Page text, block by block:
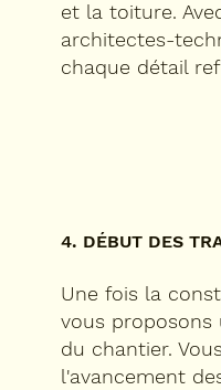
et la toiture.
architectes-
chaque détail
4. DÉBUT DES
Une fois la
vous proposons
du chantier.
l'avancement